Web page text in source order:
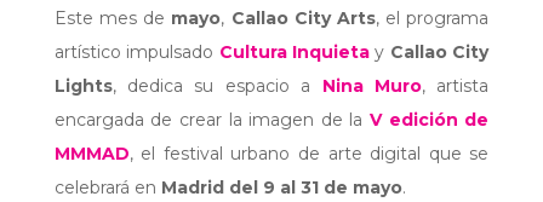
Este mes de mayo, Callao City Arts, el programa
artístico impulsado Cultura Inquieta y Callao City
Lights,dedica su espacio a Nina Muro, artista
encargada de crear la imagen de la V edición de
MMMAD, el festival urbano de arte digital que se
celebrará en Madrid del 9 al 31 de mayo.